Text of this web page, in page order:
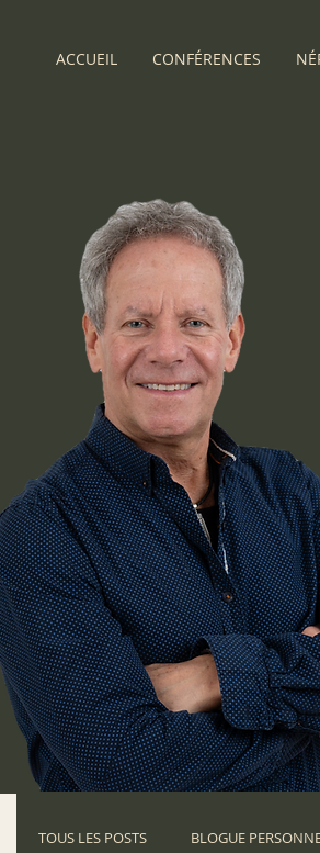
ACCUEIL CONFÉRENCES
TOUS LES POSTS BLOGUE